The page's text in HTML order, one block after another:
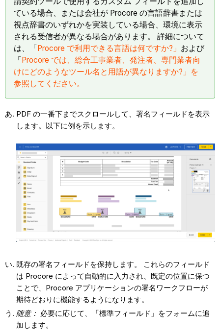
ている場合、または会社が Procore の言語辞書または
視点辞書のいずれかを実装している場合、環境に表示
される受信者が異なる場合があります。 詳細について
は、「 Procore で利用できる言語は何ですか?」 および
「 Procore では、総合工事業者、発注者、専門業者向
けにどのようなツール名と用語が異なりますか?」を
参照してください。
PDF の一番下までスクロールして、署名フィールドを表示
します。以下に例を示します。
既存の署名フィールドを保持します。 これらのフィールド
は Procore によって自動的に入力され、既定の位置に保つ
ことで、Procore アプリケーションの署名ワークフローが
期待どおりに機能するようになります。
随意： 必要に応じて、「標準フィールド」をフォームに追
加します。